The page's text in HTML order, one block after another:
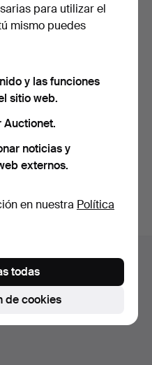
JARRA - PIEZA DE SUELO,
64 USD
archivo de
al cliente
para utilizar el
mismo puedes
y las funciones
sitio web.
Auctionet.
noticias y
externos.
en nuestra Política
de cookies
todas